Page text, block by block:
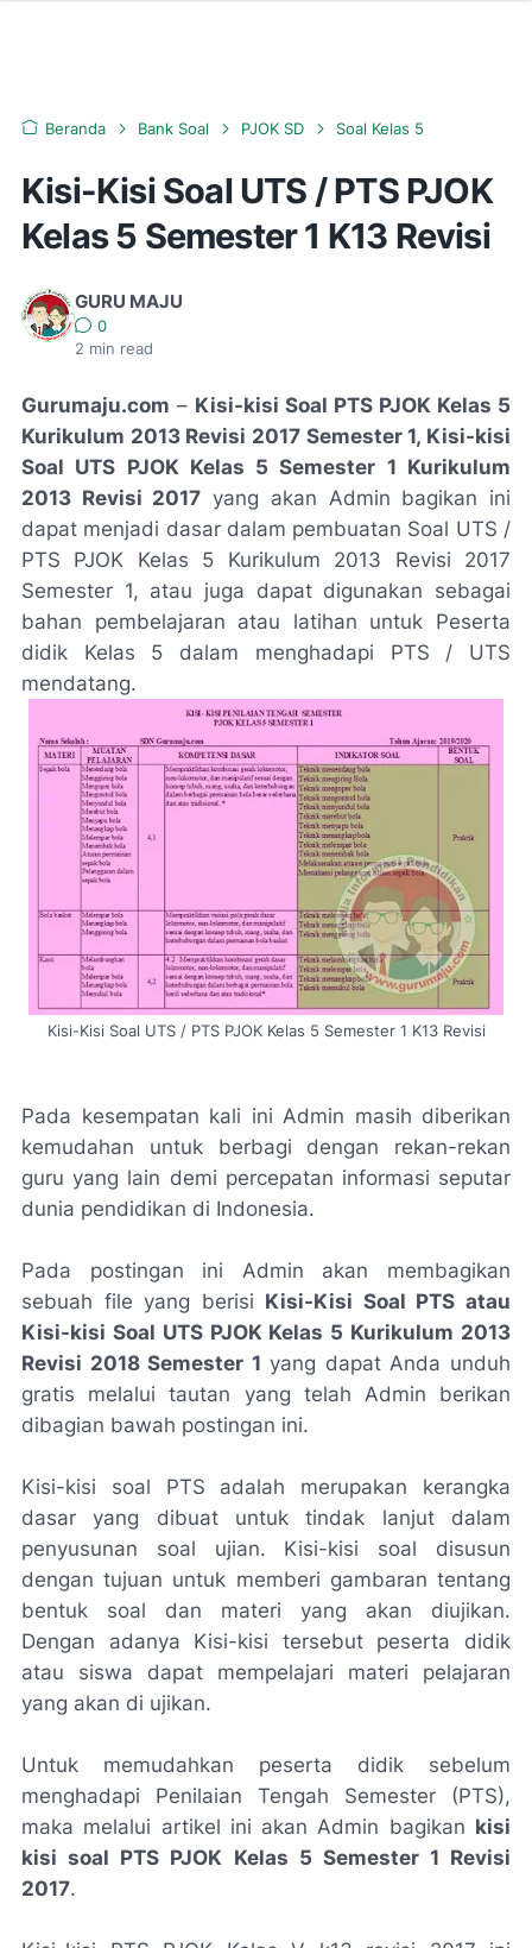
Beranda Bank Soal PJOK SD Soal Kelas 5
Kisi-Kisi Soal UTS / PTS PJOK
Kelas 5 Semester 1 K13 Revisi
GURU MAJU
0
2 min read
Gurumaju.com – Kisi-kisi Soal PTS PJOK Kelas 5
Kurikulum 2013 Revisi 2017 Semester 1, Kisi-kisi
Soal UTS PJOK Kelas 5 Semester 1 Kurikulum
2013 Revisi 2017 yang akan Admin bagikan ini
dapat menjadi dasar dalam pembuatan Soal UTS /
PTS PJOK Kelas 5 Kurikulum 2013 Revisi 2017
Semester 1, atau juga dapat digunakan sebagai
bahan pembelajaran atau latihan untuk Peserta
didik Kelas 5 dalam menghadapi PTS / UTS
mendatang.
Kisi-Kisi Soal UTS / PTS PJOK Kelas 5 Semester 1 K13 Revisi
Pada kesempatan kali ini Admin masih diberikan
kemudahan untuk berbagi dengan rekan-rekan
guru yang lain demi percepatan informasi seputar
dunia pendidikan di Indonesia.
Pada postingan ini Admin akan membagikan
sebuah file yang berisi Kisi-Kisi Soal PTS atau
Kisi-kisi Soal UTS PJOK Kelas 5 Kurikulum 2013
Revisi 2018 Semester 1 yang dapat Anda unduh
gratis melalui tautan yang telah Admin berikan
dibagian bawah postingan ini.
Kisi-kisi soal PTS adalah merupakan kerangka
dasar yang dibuat untuk tindak lanjut dalam
penyusunan soal ujian. Kisi-kisi soal disusun
dengan tujuan untuk memberi gambaran tentang
bentuk soal dan materi yang akan diujikan.
Dengan adanya Kisi-kisi tersebut peserta didik
atau siswa dapat mempelajari materi pelajaran
yang akan di ujikan.
Untuk memudahkan peserta didik sebelum
menghadapi Penilaian Tengah Semester (PTS),
maka melalui artikel ini akan Admin bagikan kisi
kisi soal PTS PJOK Kelas 5 Semester 1 Revisi
2017.